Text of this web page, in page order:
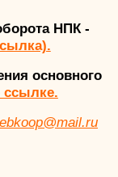
НПК -
основного
ссылке.